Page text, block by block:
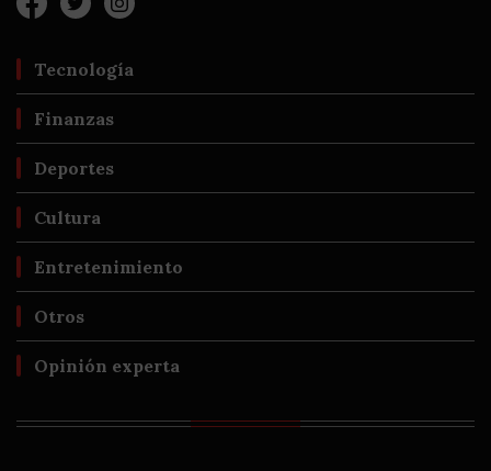
Tecnología
Finanzas
Deportes
Cultura
Entretenimiento
Otros
Opinión experta